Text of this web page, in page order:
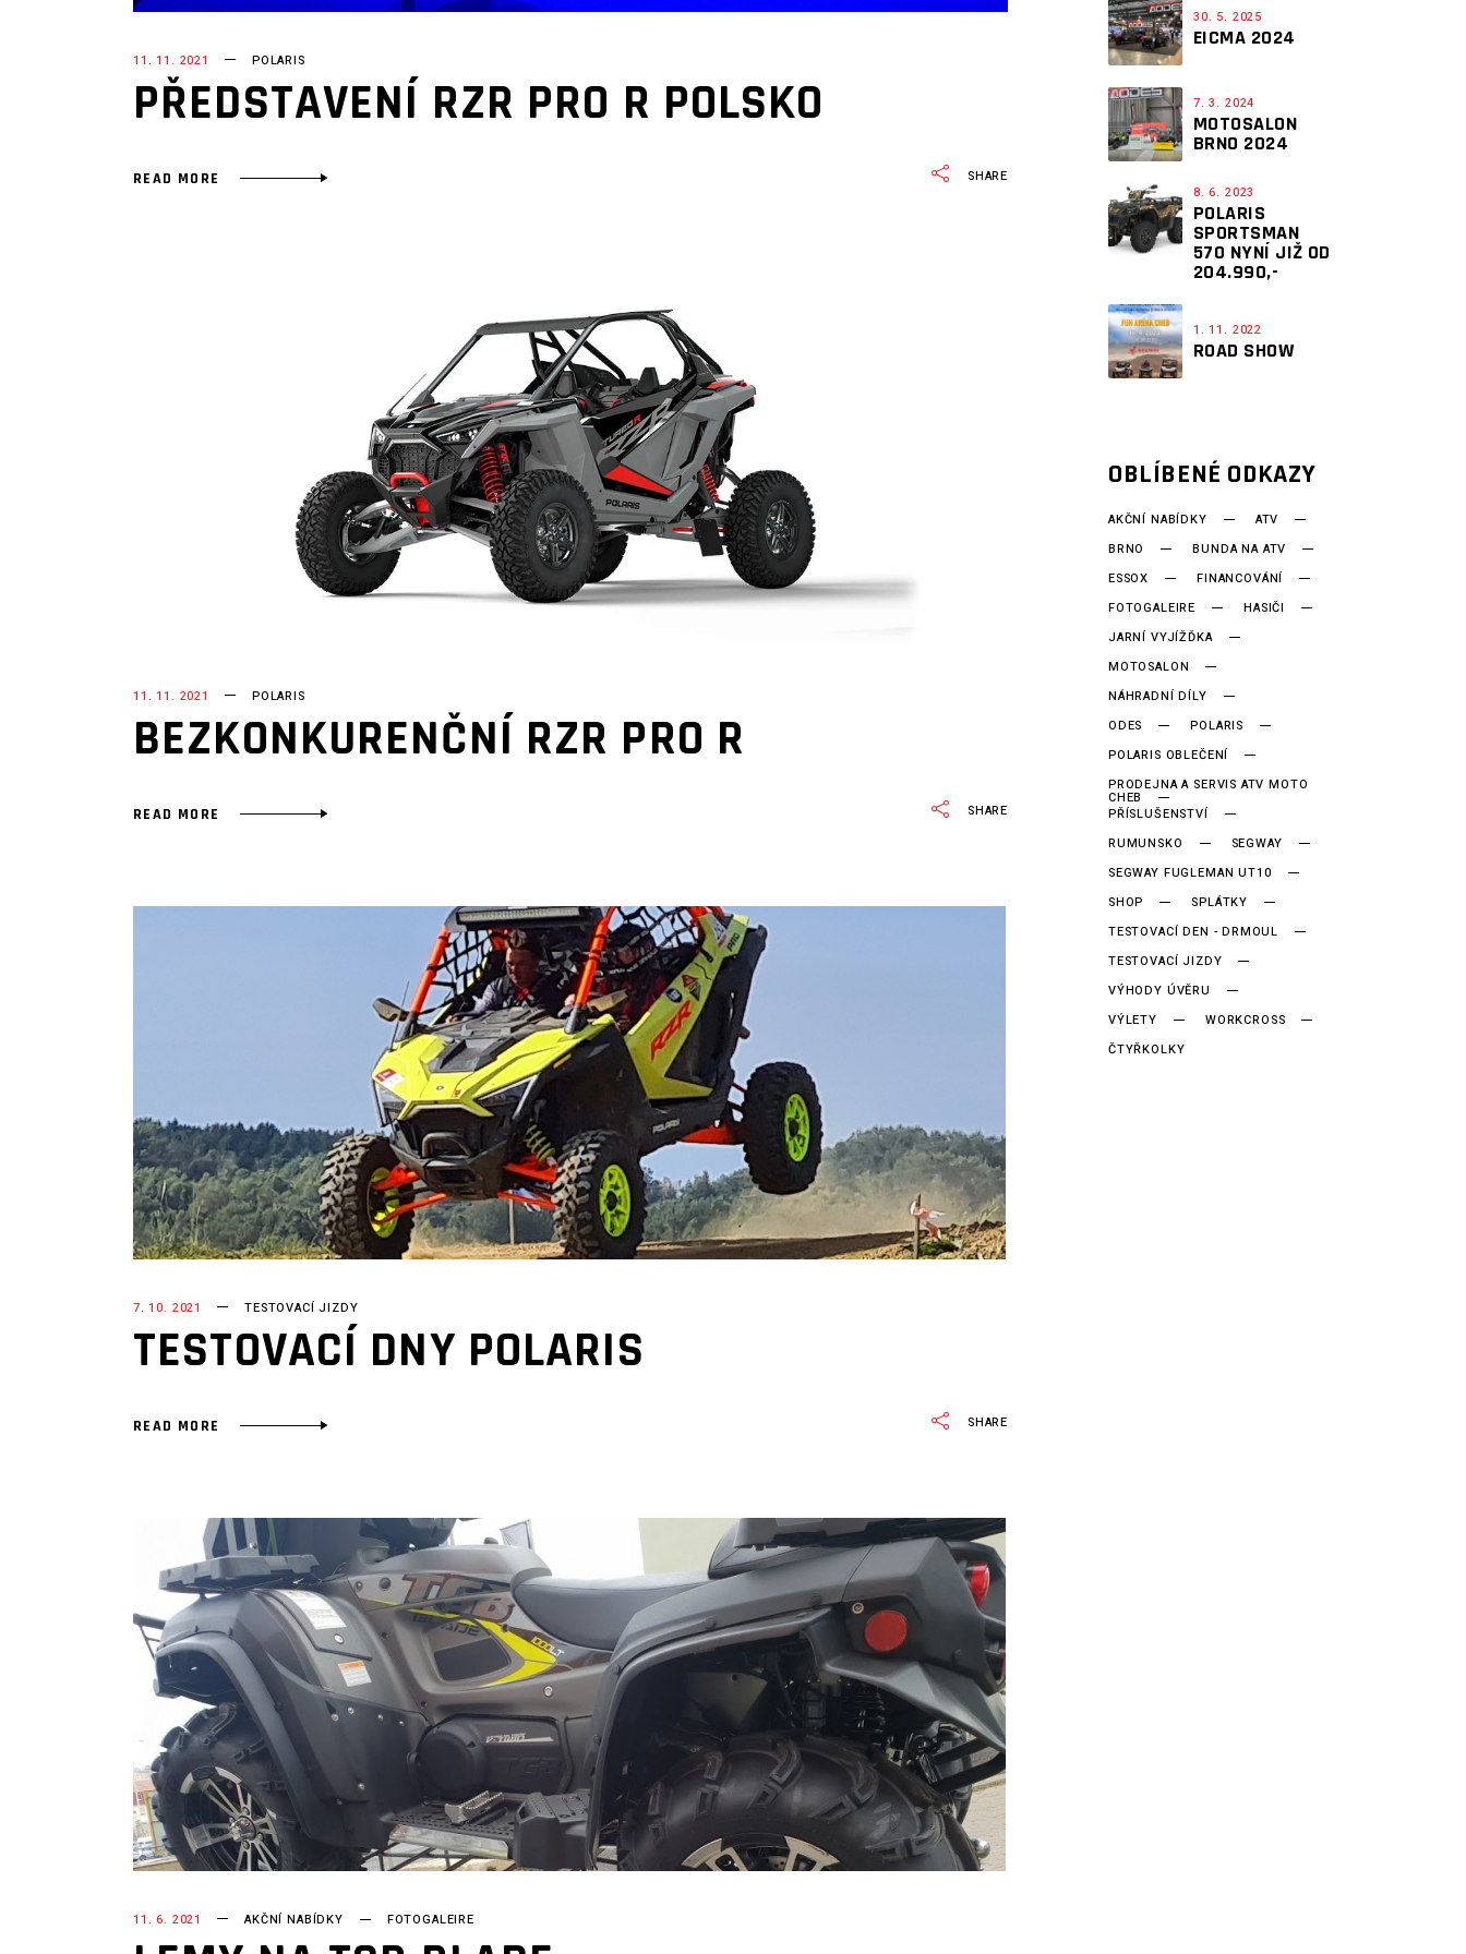
11. 11. 2021 POLARIS
PŘEDSTAVENÍ RZR PRO R POLSKO
READ MORE SHARE
11. 11. 2021 POLARIS
BEZKONKURENČNÍ RZR PRO R
READ MORE SHARE
7. 10. 2021 TESTOVACÍ JIZDY
TESTOVACÍ DNY POLARIS
READ MORE SHARE
11. 6. 2021 AKČNÍ NABÍDKY FOTOGALEIRE
30. 5. 2025
EICMA 2024
7. 3. 2024
MOTOSALON
BRNO 2024
8. 6. 2023
POLARIS
SPORTSMAN
570 NYNÍ JIŽ OD
204.990,-
1. 11. 2022
ROAD SHOW
OBLÍBENÉ ODKAZY
AKČNÍ NABÍDKY
ATV
BRNO
BUNDA NA ATV
ESSOX
FINANCOVÁNÍ
FOTOGALEIRE
HASIČI
JARNÍ VYJÍŽĎKA
MOTOSALON
NÁHRADNÍ DÍLY
ODES
POLARIS
POLARIS OBLEČENÍ
PRODEJNA A SERVIS ATV MOTO
CHEB
PŘÍSLUŠENSTVÍ
RUMUNSKO
SEGWAY
SEGWAY FUGLEMAN UT10
SHOP
SPLÁTKY
TESTOVACÍ DEN - DRMOUL
TESTOVACÍ JIZDY
VÝHODY ÚVĚRU
VÝLETY
WORKCROSS
ČTYŘKOLKY